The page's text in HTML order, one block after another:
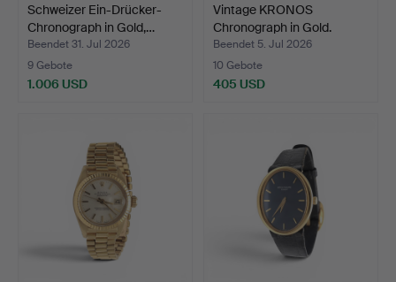
Schweizer Ein-Drücker-
Chronograph in Gold,…
Beendet 31. Jul 2026
9 Gebote
1.006 USD
Vintage KRONOS
Chronograph in Gold.
Beendet 5. Jul 2026
10 Gebote
405 USD